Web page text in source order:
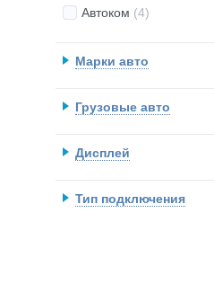
Автоком (4)
Марки авто
Грузовые авто
Дисплей
Тип подключения